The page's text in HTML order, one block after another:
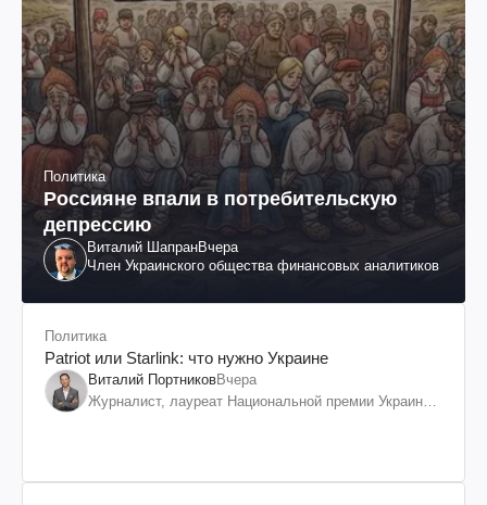
Политика
Россияне впали в потребительскую
депрессию
Виталий ШапранВчера
Член Украинского общества финансовых аналитиков
Политика
Patriot или Starlink: что нужно Украине
Виталий ПортниковВчера
Журналист, лауреат Национальной премии Украины